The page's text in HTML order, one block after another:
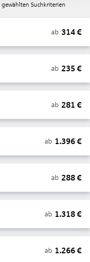
gewählten Suchkriterien
ab 314€
ab 235 €
ab 281 €
ab 1.396€
ab 288€
ab 1.318€
ab 1.266€